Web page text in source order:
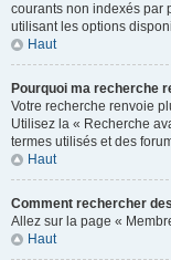
courants non indexés par
utilisant les options
Haut
Pourquoi ma recherche
Votre recherche renvoie
Utilisez la « Recherche
termes utilisés et des
Haut
Comment rechercher
Allez sur la page «
Haut